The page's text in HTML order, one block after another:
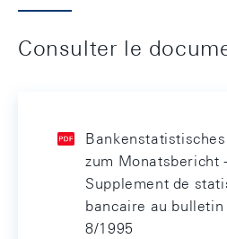
Consulter le
zum Monatsbericht -
Supplement de
bancaire au bulletin
8/1995